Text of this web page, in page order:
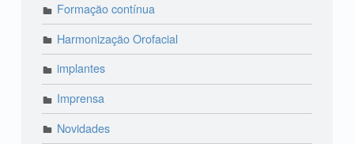
Formação contínua
Harmonização Orofacial
implantes
Imprensa
Novidades